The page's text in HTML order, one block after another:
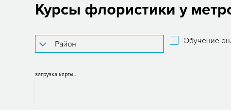
Курсы флористики у
Обучение
загрузка карты...